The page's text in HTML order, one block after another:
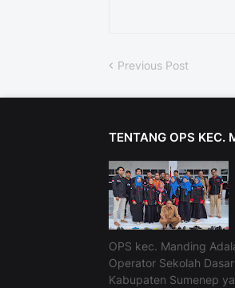
Previous Post
TENTANG OPS KEC.
OPS kec. Manding
Operator Sekolah
Kabupaten Sumenep